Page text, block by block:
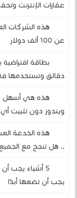
عقارات الإنترنت
هذه الشركات
عن 100 ألف دولار
بطاقة
دقائق وتستخدمها
هذه هي أسهل
ويندوز دون تثبيت
هذه الخدعة
.. هل تنجح مع
يجب أن تضعها أبدًا